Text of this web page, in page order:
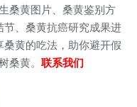
桑黄图片、桑黄鉴别方
节、桑黄抗癌研究成果进
黄的吃法，助你避开假
桑黄。 联系我们